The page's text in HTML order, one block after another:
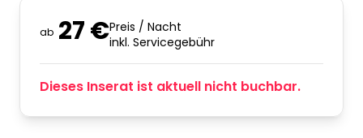
ab 27 €Preis / Nacht
inkl. Servicegebühr
Dieses Inserat ist aktuell nicht buchbar.